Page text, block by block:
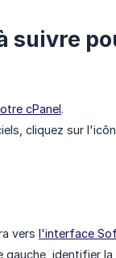
suivre
cPanel.
cliquez sur
vers l'interface
gauche, identifier